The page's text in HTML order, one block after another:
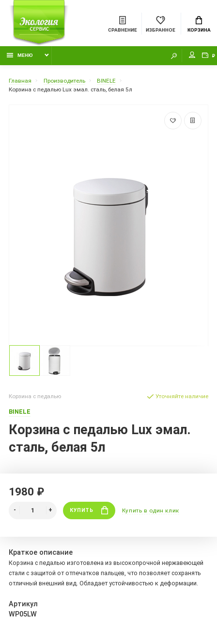
СРАВНЕНИЕ ИЗБРАННОЕ КОРЗИНА
МЕНЮ ₽
Главная Производитель
BINELE
Корзина с педалью Lux эмал. сталь, белая 5л
Корзина с педалью
BINELE
Корзина с педалью Lux эмал.
сталь, белая 5л
Уточняйте наличие
1980 ₽
КУПИТЬ Купить в один клик
Краткое описание
Корзина с педалью изготовлена из высокопрочной нержавеющей
стали с защитой от отпечатков пальцев, что позволяет сохранять
отличный внешний вид. Обладает устойчивостью к деформации.
Артикул
WP05LW